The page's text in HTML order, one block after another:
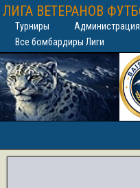
ЛИГА ВЕТЕРАНОВ
Турниры Администрация
Все бомбардиры Лиги